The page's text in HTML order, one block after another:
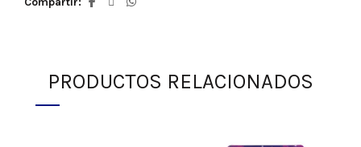
PRODUCTOS RELACIONADOS